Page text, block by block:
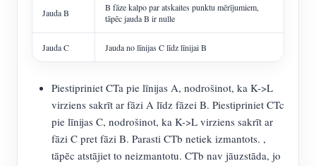
Jauda B
B fāze kalpo par atskaites punktu mērījumiem,
tāpēc jauda B ir nulle
Jauda C Jauda no līnijas C līdz līnijai B
Piestipriniet CTa pie līnijas A, nodrošinot, ka K->L
virziens sakrīt ar fāzi A līdz fāzei B. Piestipriniet CTc
pie līnijas C, nodrošinot, ka K->L virziens sakrīt ar
fāzi C pret fāzi B. Parasti CTb netiek izmantots. ,
tāpēc atstājiet to neizmantotu. CTb nav jāuzstāda, jo